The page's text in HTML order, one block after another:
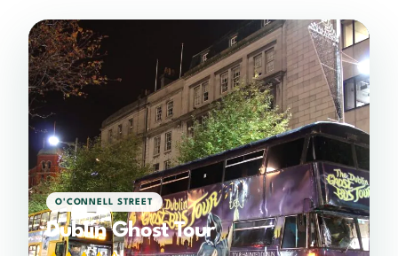
O'CONNELL STREET
Dublin Ghost Tour